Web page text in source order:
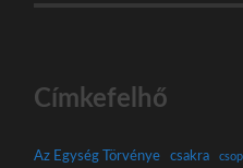
Címkefelhő
Az Egység Törvénye csakra